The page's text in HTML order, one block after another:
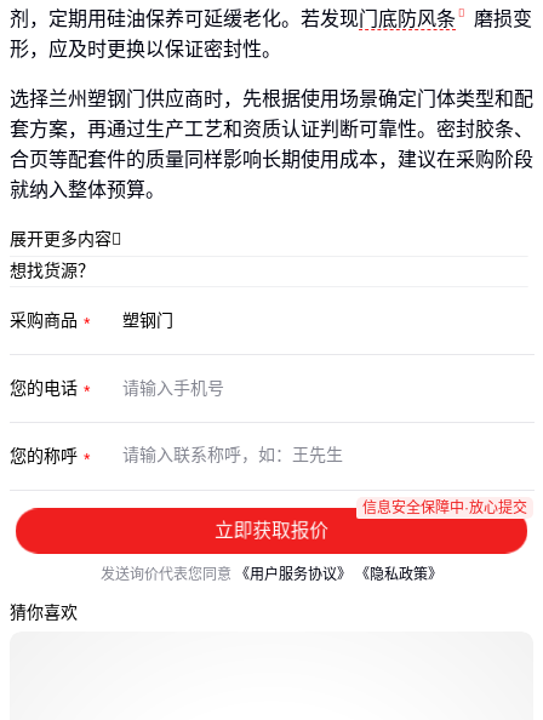
剂，定期用硅油保养可延缓老化。若发现门底防风条
磨损变
形，应及时更换以保证密封性。
选择兰州塑钢门供应商时，先根据使用场景确定门体类型和配
套方案，再通过生产工艺和资质认证判断可靠性。密封胶条、
合页等配套件的质量同样影响长期使用成本，建议在采购阶段
就纳入整体预算。
展开更多内容
想找货源？
采购商品
您的电话
您的称呼
立即获取报价
信息安全保障中·放心提交
发送询价代表您同意 《用户服务协议》 《隐私政策》
猜你喜欢